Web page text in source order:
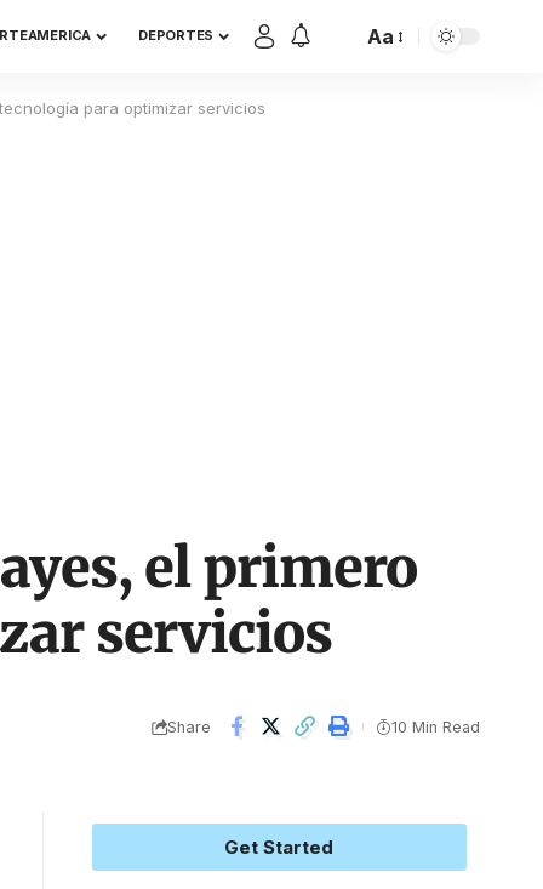
DEPORTES Aa
para optimizar servicios
el primero
servicios
Share 10 Min Read
Get Started